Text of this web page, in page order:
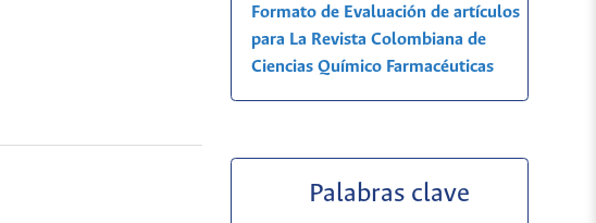
Formato de Evaluación de artículos
para La Revista Colombiana de
Ciencias Químico Farmacéuticas
Palabras clave